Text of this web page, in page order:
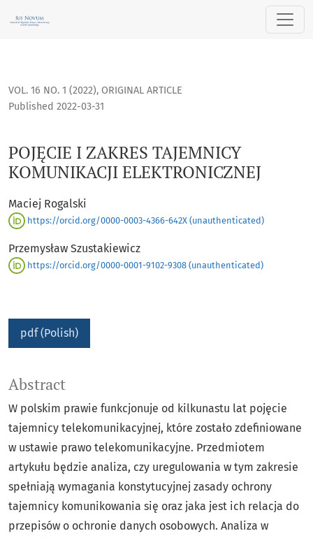
POJĘCIE I ZAKRES TAJEMNICY KOMUNIKACJI ELEKTRONICZNEJ
VOL. 16 NO. 1 (2022), ORIGINAL ARTICLE
POJĘCIE I ZAKRES TAJEMNICY
KOMUNIKACJI ELEKTRONICZNEJ
Published 2022-03-31
Maciej Rogalski
https://orcid.org/0000-0003-4366-642X (unauthenticated)
Przemysław Szustakiewicz
https://orcid.org/0000-0001-9102-9308 (unauthenticated)
pdf (Polish)
Abstract
W polskim prawie funkcjonuje od kilkunastu lat pojęcie
tajemnicy telekomunikacyjnej, które zostało zdefiniowane
w ustawie prawo telekomunikacyjne. Przedmiotem
artykułu będzie analiza, czy uregulowania w tym zakresie
spełniają wymagania konstytucyjnej zasady ochrony
tajemnicy komunikowania się oraz jaka jest ich relacja do
przepisów o ochronie danych osobowych. Analiza w